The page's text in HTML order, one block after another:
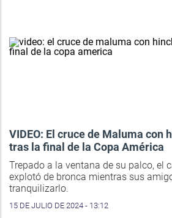
VIDEO: El cruce de Maluma con
tras la final de la Copa América
Trepado a la ventana de su palco, el
explotó de bronca mientras sus
tranquilizarlo.
15 DE JULIO DE 2024 - 13:12